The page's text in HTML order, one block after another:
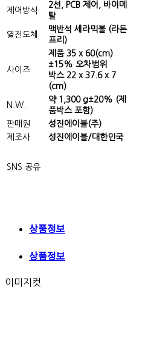
제어방식
2선, PCB 제어, 바이메
탈
열전도체
맥반석 세라믹볼 (라돈
프리)
사이즈
제품 35 x 60(cm)
±15% 오차범위
박스 22 x 37.6 x 7
(cm)
N.W.
약 1,300 g±20% (제
품박스 포함)
판매원
성진에이블(주)
제조사
성진에이블/대한민국
SNS 공유
상품정보
상품정보
이미지컷